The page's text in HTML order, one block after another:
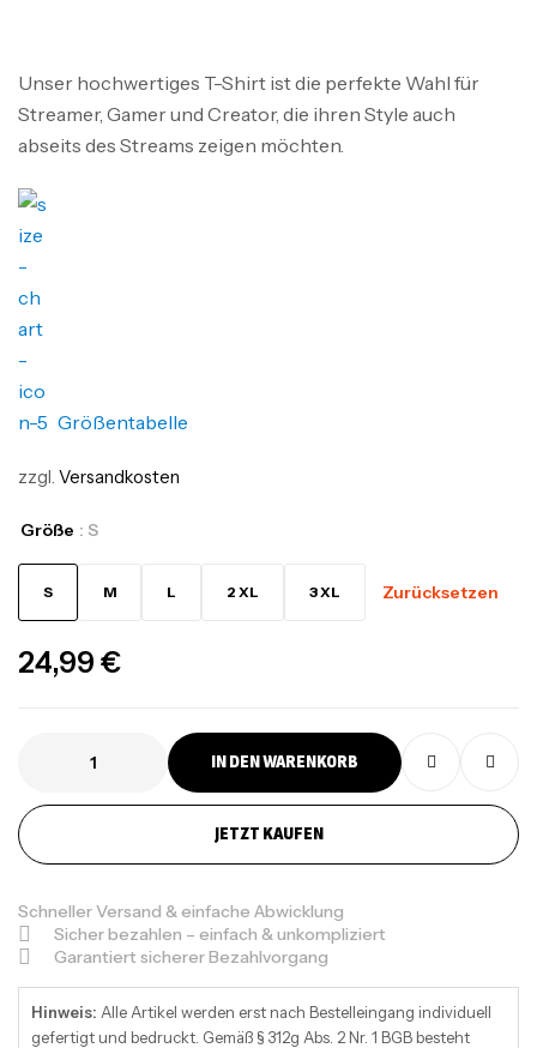
Unser hochwertiges T-Shirt ist die perfekte Wahl für
Streamer, Gamer und Creator, die ihren Style auch
abseits des Streams zeigen möchten.
Größentabelle
zzgl. Versandkosten
Größe : S
S M L 2 XL 3 XL Zurücksetzen
24,99 €
IN DEN WARENKORB
JETZT KAUFEN
Schneller Versand & einfache Abwicklung
Sicher bezahlen – einfach & unkompliziert
Garantiert sicherer Bezahlvorgang
Hinweis: Alle Artikel werden erst nach Bestelleingang individuell
gefertigt und bedruckt. Gemäß § 312g Abs. 2 Nr. 1 BGB besteht